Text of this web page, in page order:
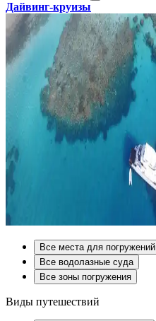
Дайвинг-круизы
Все места для погружений
Все водолазные суда
Все зоны погружения
Виды путешествий